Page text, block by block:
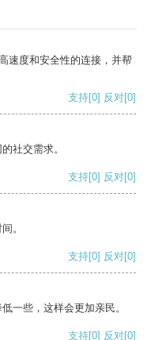
速度和安全性的连接，并帮
支持[0] 反对[0]
社交需求。
支持[0] 反对[0]
。
支持[0] 反对[0]
一些，这样会更加亲民。
支持[0] 反对[0]